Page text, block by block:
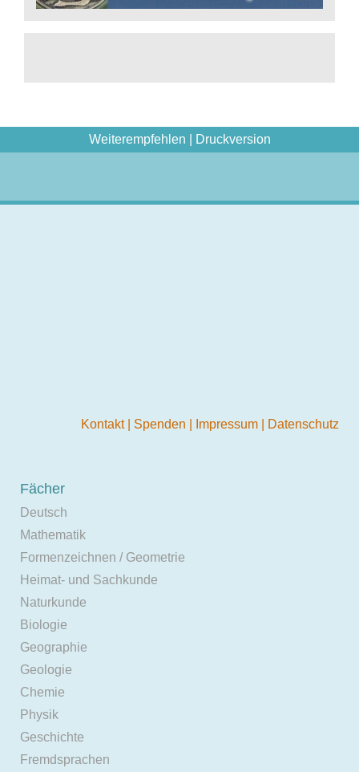
Weiterempfehlen Druckversion
Kontakt Spenden Impressum Datenschutz
Fächer
Deutsch
Mathematik
Formenzeichnen / Geometrie
Heimat- und Sachkunde
Naturkunde
Biologie
Geographie
Geologie
Chemie
Physik
Geschichte
Fremdsprachen